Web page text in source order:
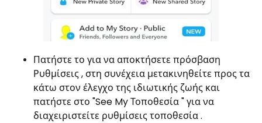
Πατήστε το για να αποκτήσετε πρόσβαση
Ρυθμίσεις , στη συνέχεια μετακινηθείτε προς τα
κάτω στον έλεγχο της ιδιωτικής ζωής και
πατήστε στο "See My Τοποθεσία " για να
διαχειριστείτε ρυθμίσεις τοποθεσία .